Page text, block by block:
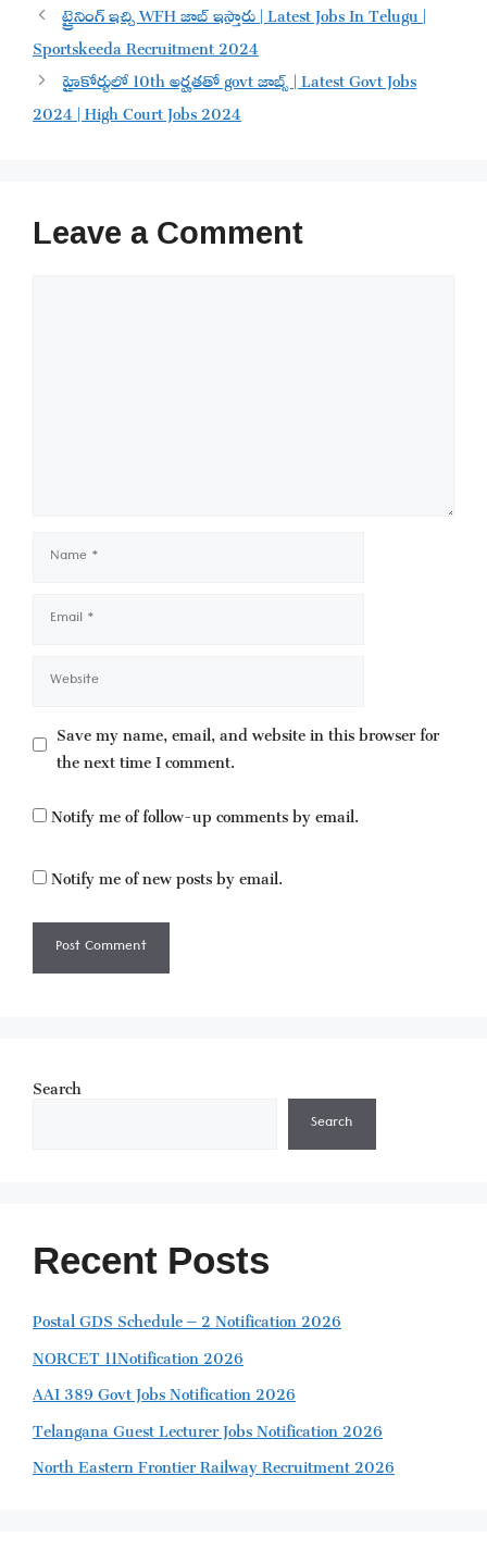
ట్రైనింగ్ ఇచ్చి WFH జాబ్ ఇస్తారు | Latest Jobs In Telugu |
Sportskeeda Recruitment 2024
హైకోర్టులో 10th అర్హతతో govt జాబ్స్ | Latest Govt Jobs
2024 | High Court Jobs 2024
Leave a Comment
Name
Email
Website
Save my name, email, and website in this browser for
the next time I comment.
Notify me of follow-up comments by email.
Notify me of new posts by email.
Search
Search
Recent Posts
Postal GDS Schedule – 2 Notification 2026
NORCET 11Notification 2026
AAI 389 Govt Jobs Notification 2026
Telangana Guest Lecturer Jobs Notification 2026
North Eastern Frontier Railway Recruitment 2026